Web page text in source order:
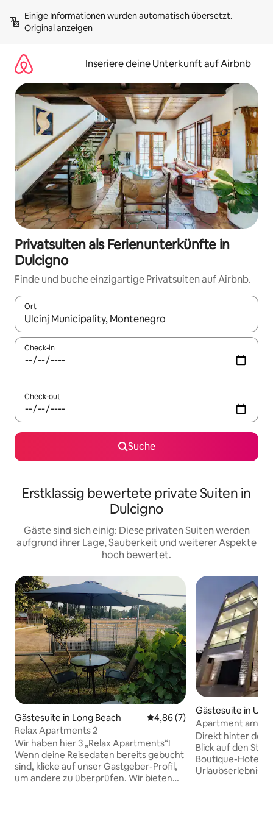
Inhalten
springenOriginal anzeigen
Inseriere deine Unterkunft auf Airbnb
Privatsuiten als Ferienunterkünfte in
Dulcigno
Finde und buche einzigartige Privatsuiten auf Airbnb.
Ort
Wenn Ergebnisse verfügbar sind, navigiere mit den
Check-in
Check-out
Suche
Erstklassig bewertete private Suiten in
Dulcigno
Gäste sind sich einig: Diese privaten Suiten werden
aufgrund ihrer Lage, Sauberkeit und weiterer Aspekte
hoch bewertet.
Gästesuite in Long Beach Durchschnittliche
4,86 (7)
Relax Apartments 2
Wir haben hier 3 „Relax Apartments“!
Wenn deine Reisedaten bereits gebucht
sind, klicke auf unser Gastgeber-Profil,
um andere zu überprüfen. ​Wir bieten
Gästesuite in
Apartment am
inbegriffen
Direkt hinter der
Blick auf den
Boutique-Hotel
Urlaubserlebnis. Bei Barjaktar finden Sie